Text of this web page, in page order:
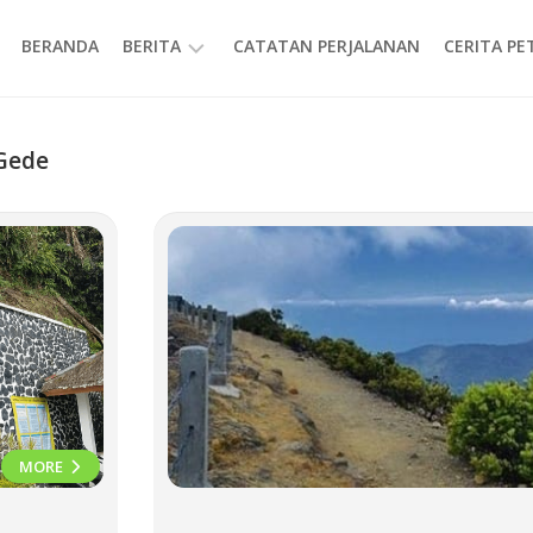
BERANDA BERITA CATATAN PERJALANAN CERITA
MORE